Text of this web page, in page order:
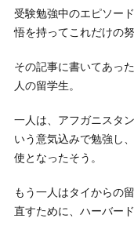
受験勉強中のエピソー
悟を持ってこれだけの
その記事に書いてあっ
人の留学生。
一人は、アフガニスタ
いう意気込みで勉強し
使となったそう。
もう一人はタイからの
直すために、ハーバー